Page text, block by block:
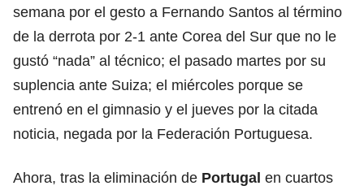
semana por el gesto a Fernando Santos al término
de la derrota por 2-1 ante Corea del Sur que no le
gustó “nada” al técnico; el pasado martes por su
suplencia ante Suiza; el miércoles porque se
entrenó en el gimnasio y el jueves por la citada
noticia, negada por la Federación Portuguesa.
Ahora, tras la eliminación de Portugal en cuartos